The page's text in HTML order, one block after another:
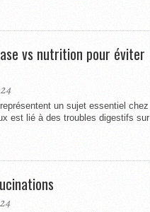
vs nutrition pour éviter
un sujet essentiel chez
est lié à des troubles digestifs sur